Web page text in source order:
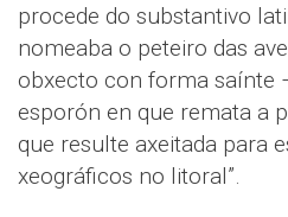
procede do substantivo
nomeaba o peteiro das
obxecto con forma saínte
esporón en que remata a
que resulte axeitada para
xeográficos no litoral”.